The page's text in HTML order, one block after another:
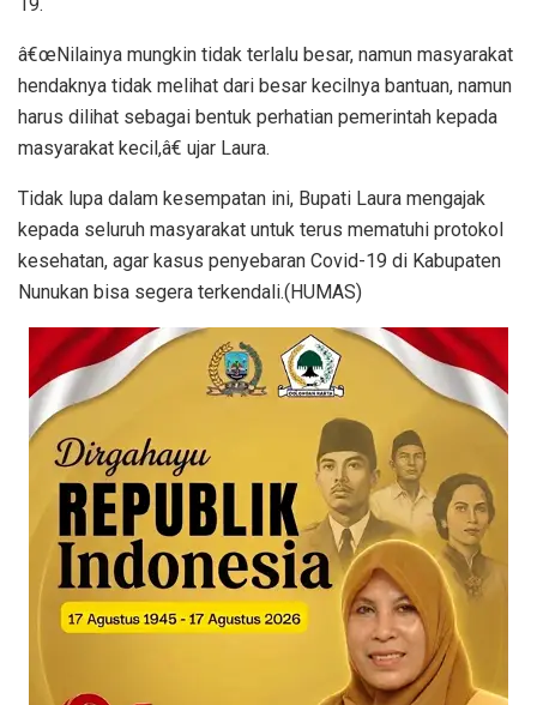
â€œNilainya mungkin tidak terlalu besar, namun masyarakat
hendaknya tidak melihat dari besar kecilnya bantuan, namun
harus dilihat sebagai bentuk perhatian pemerintah kepada
masyarakat kecil,â€ ujar Laura.
Tidak lupa dalam kesempatan ini, Bupati Laura mengajak
kepada seluruh masyarakat untuk terus mematuhi protokol
kesehatan, agar kasus penyebaran Covid-19 di Kabupaten
Nunukan bisa segera terkendali.(HUMAS)